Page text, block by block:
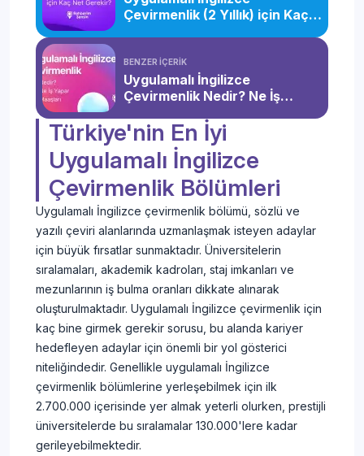
UFUK
ÜNİVERSİTESİ
Meslek
Yüksekokulu
Uygulamalı
İngilizce
TYT
YAKIN DOĞU
ÜNİVERSİTESİ
Meslek
Yüksekokulu
Uygulamalı
Çevirmenlik
2024
2023
Çevirmenlik (2 Yıllık) için Kaç
BENZER İÇERİK
Uygulamalı İngilizce
Çevirmenlik Nedir? Ne İş
Türkiye'nin En İyi
Uygulamalı İngilizce
Çevirmenlik Bölümleri
Uygulamalı İngilizce çevirmenlik bölümü, sözlü ve
yazılı çeviri alanlarında uzmanlaşmak isteyen adaylar
için büyük fırsatlar sunmaktadır. Üniversitelerin
sıralamaları, akademik kadroları, staj imkanları ve
mezunlarının iş bulma oranları dikkate alınarak
oluşturulmaktadır. Uygulamalı İngilizce çevirmenlik için
kaç bine girmek gerekir sorusu, bu alanda kariyer
hedefleyen adaylar için önemli bir yol gösterici
niteliğindedir. Genellikle uygulamalı İngilizce
çevirmenlik bölümlerine yerleşebilmek için ilk
2.700.000 içerisinde yer almak yeterli olurken, prestijli
üniversitelerde bu sıralamalar 130.000'lere kadar
gerileyebilmektedir.